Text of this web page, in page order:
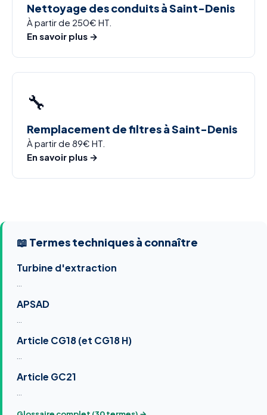
Nettoyage des conduits à Saint-Denis
À partir de 250€ HT.
En savoir plus →
🔧
Remplacement de filtres à Saint-Denis
À partir de 89€ HT.
En savoir plus →
📖 Termes techniques à connaître
Turbine d'extraction
APSAD
Article CG18 (et CG18 H)
Article GC21